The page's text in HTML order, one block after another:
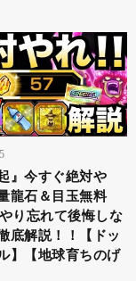
』今すぐ絶対や
龍石＆目玉無料
り忘れて後悔しな
底解説！！【ドッ
】【地球育ちのげ